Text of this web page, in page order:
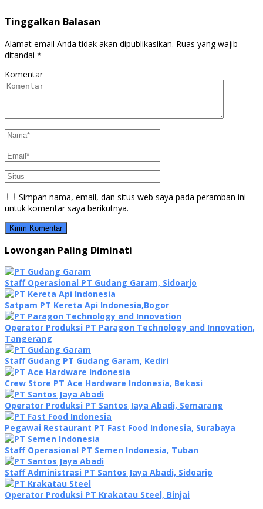
Tinggalkan Balasan
Alamat email Anda tidak akan dipublikasikan. Ruas yang wajib
ditandai *
Komentar
Simpan nama, email, dan situs web saya pada peramban ini
untuk komentar saya berikutnya.
Lowongan Paling Diminati
Staff Operasional PT Gudang Garam, Sidoarjo
Satpam PT Kereta Api Indonesia,Bogor
Operator Produksi PT Paragon Technology and Innovation,
Tangerang
Staff Gudang PT Gudang Garam, Kediri
Crew Store PT Ace Hardware Indonesia, Bekasi
Operator Produksi PT Santos Jaya Abadi, Semarang
Pegawai Restaurant PT Fast Food Indonesia, Surabaya
Staff Operasional PT Semen Indonesia, Tuban
Staff Administrasi PT Santos Jaya Abadi, Sidoarjo
Operator Produksi PT Krakatau Steel, Binjai